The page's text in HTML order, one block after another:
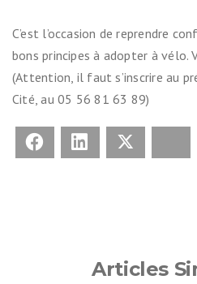
C’est l’occasion de reprendre
bons principes à adopter à vélo.
(Attention, il faut s’inscrire au
Cité, au 05 56 81 63 89)
Facebook LinkedIn
Articles